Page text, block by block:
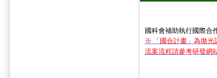
國科會補助執行國際合
※ 「國合計畫」為拋光
流案流程請參考研發網